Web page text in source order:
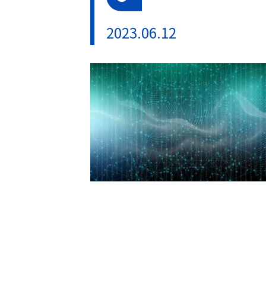
2023.06.12